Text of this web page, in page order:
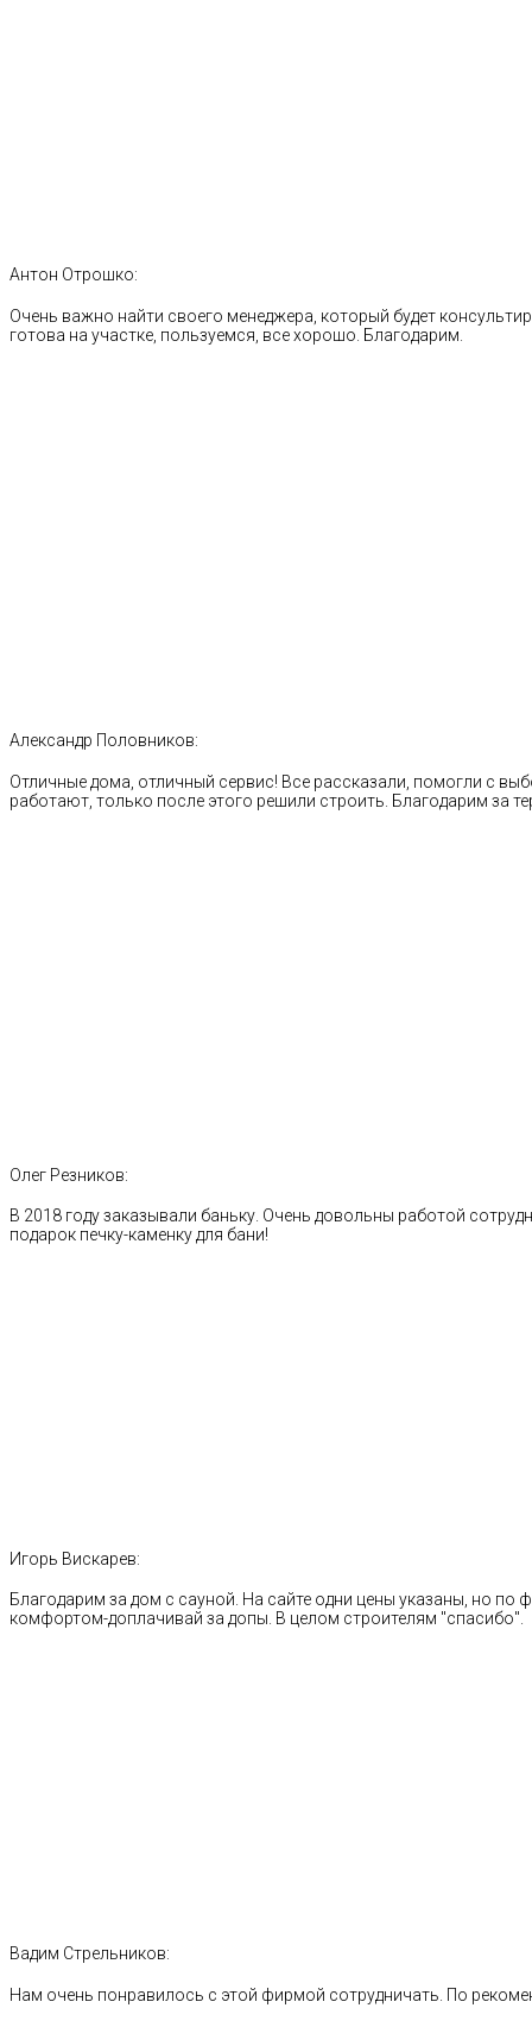
Антон Отрошко:
Очень важно найти своего менеджера, который будет
готова на участке, пользуемся, все хорошо. Благодарим.
Александр Половников:
Отличные дома, отличный сервис! Все рассказали, помогли с
работают, только после этого решили строить. Благодарим за
Олег Резников:
В 2018 году заказывали баньку. Очень довольны работой
подарок печку-каменку для бани!
Игорь Вискарев:
Благодарим за дом с сауной. На сайте одни цены указаны, но по
комфортом-доплачивай за допы. В целом строителям "спасибо".
Вадим Стрельников:
Нам очень понравилось с этой фирмой сотрудничать. По